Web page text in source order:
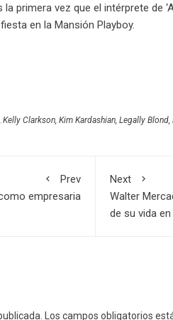
primera vez que el intérprete de
en la Mansión Playboy.
, Kelly Clarkson, Kim Kardashian, Legally Blond,
Prev
empresaria
Next
Walter
de su vida
Los campos obligatorios